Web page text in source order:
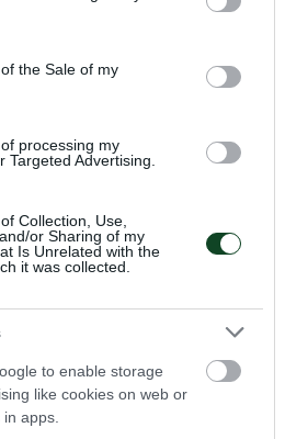
to Google and its third-party tags to
specified purposes in below Google
the Sale of my
processing my
Targeted Advertising.
Collection, Use,
or Sharing of my
Is Unrelated with the
it was collected.
to enable storage
like cookies on web or
apps.
τα esports